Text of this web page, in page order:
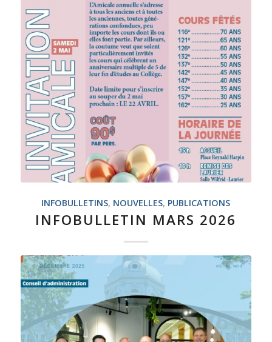
INFOBULLETINS, NOUVELLES, PUBLICATIONS
INFOBULLETIN MARS 2026